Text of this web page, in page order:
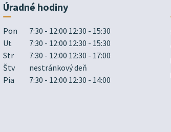
Úradné hodiny
Pon
7:30 - 12:00 12:30 - 15:30
Ut
7:30 - 12:00 12:30 - 15:30
Str
7:30 - 12:00 12:30 - 17:00
Štv
nestránkový deň
Pia
7:30 - 12:00 12:30 - 14:00